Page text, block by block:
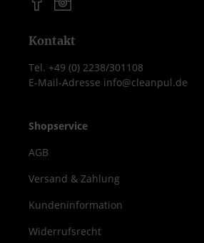
Kontakt
Tel. +49 (0) 2238/301108
E-Mail-Adresse info@cleanpul.de
Shopservice
AGB
Versand & Zahlung
Kundeninformation
Widerrufsrecht